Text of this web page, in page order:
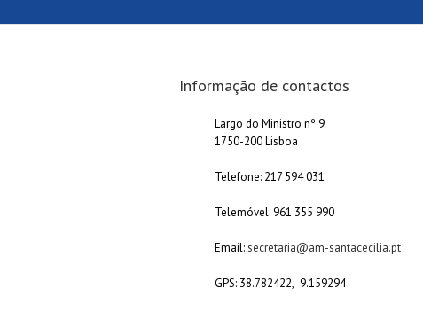
Informação de contactos
Largo do Ministro nº 9
1750-200 Lisboa
Telefone: 217 594 031
Telemóvel: 961 355 990
Email:secretaria@am-santacecilia.pt
GPS: 38.782422, -9.159294